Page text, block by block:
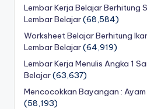
Lembar Kerja Belajar Berhitung
Lembar Belajar(68,584)
Worksheet Belajar Berhitung
Lembar Belajar(64,919)
Lembar Kerja Menulis Angka 1
Belajar(63,637)
Mencocokkan Bayangan :
(58,193)